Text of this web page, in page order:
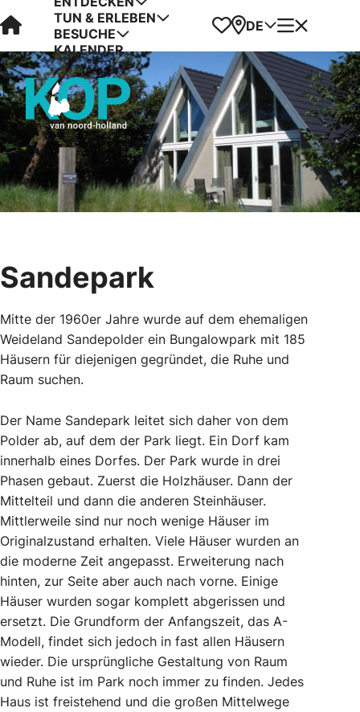
Visit Kop van Holland
TUN & ERLEBEN
BESUCHE
KALENDER
Favoriten
Karte
DE Menü
Sandepark
Mitte der 1960er Jahre wurde auf dem ehemaligen
Weideland Sandepolder ein Bungalowpark mit 185
Häusern für diejenigen gegründet, die Ruhe und
Raum suchen.
Der Name Sandepark leitet sich daher von dem
Polder ab, auf dem der Park liegt. Ein Dorf kam
innerhalb eines Dorfes. Der Park wurde in drei
Phasen gebaut. Zuerst die Holzhäuser. Dann der
Mittelteil und dann die anderen Steinhäuser.
Mittlerweile sind nur noch wenige Häuser im
Originalzustand erhalten. Viele Häuser wurden an
die moderne Zeit angepasst. Erweiterung nach
hinten, zur Seite aber auch nach vorne. Einige
Häuser wurden sogar komplett abgerissen und
ersetzt. Die Grundform der Anfangszeit, das A-
Modell, findet sich jedoch in fast allen Häusern
wieder. Die ursprüngliche Gestaltung von Raum
und Ruhe ist im Park noch immer zu finden. Jedes
Haus ist freistehend und die großen Mittelwege